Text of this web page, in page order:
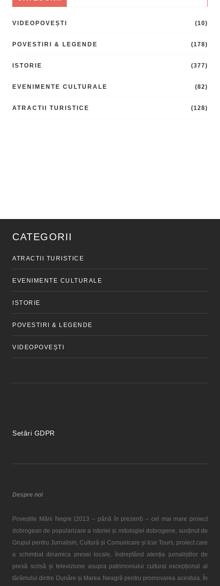
VIDEOPOVEȘTI (10)
POVESTIRI & LEGENDE (178)
ISTORIE (377)
EVENIMENTE CULTURALE (82)
ATRACTII TURISTICE (128)
CATEGORII
ATRACTII TURISTICE
EVENIMENTE CULTURALE
ISTORIE
POVESTIRI & LEGENDE
VIDEOPOVEȘTI
Setări GDPR
Despre noi
Poveștile Mării Negre (2013 – până în prezent) – cel mai mare proiect
dobrogean de popularizare a istoriei și mitologiei dobrogene, susținut de
Grupul pentru Jurnalism, Cultură și Comunicare și Icar Tours, proiect care
a schimbat dinamica presei locale, îndreptând atenția jurnaliștilor de
presă scrisă și televiziune asupra patrimoniului cultural excepțional al
tărâmului dintre Dunăre și Marea Neagră pentru promovarea acestuia. În